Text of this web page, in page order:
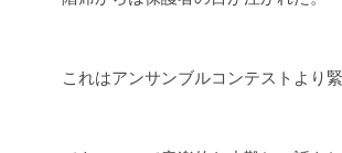
これはアンサンブルコンテストより